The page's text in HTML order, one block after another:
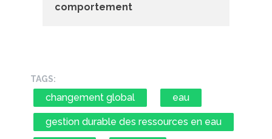
comportement
TAGS:
changement global eau
gestion durable des ressources en eau